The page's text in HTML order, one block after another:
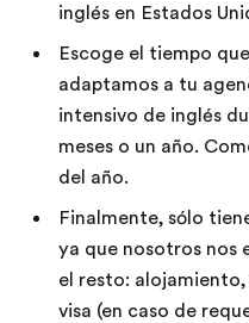
inglés en Estados
Escoge el tiempo
adaptamos a tu
intensivo de inglés
meses o un año.
del año.
Finalmente, sólo
ya que nosotros nos
el resto:
visa (en caso de